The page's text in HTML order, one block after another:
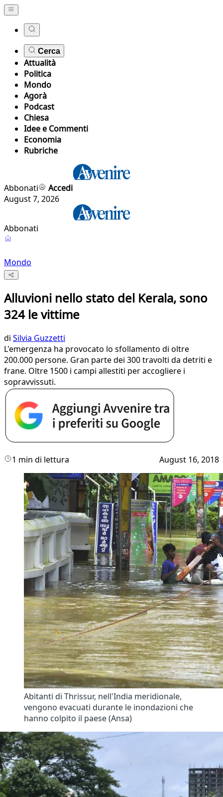
Cerca
Attualità
Politica
Mondo
Agorà
Podcast
Chiesa
Idee e Commenti
Economia
Rubriche
Abbonati
Accedi
August 7, 2026
Abbonati
Mondo
Alluvioni nello stato del Kerala, sono
324 le vittime
di Silvia Guzzetti
L'emergenza ha provocato lo sfollamento di oltre
200.000 persone. Gran parte dei 300 travolti da detriti e
frane. Oltre 1500 i campi allestiti per accogliere i
sopravvissuti.
1 min di lettura August 16, 2018
Abitanti di Thrissur, nell'India meridionale,
vengono evacuati durante le inondazioni che
hanno colpito il paese (Ansa)